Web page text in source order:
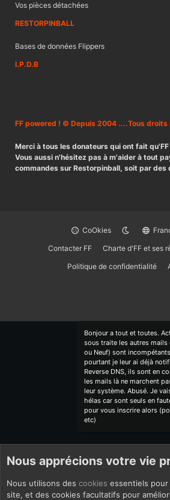
Vos pièces détachées
RESTORPINBALL
Bases de données Flippers
I.P.D.B
FF powered ! © Depuis 2004 ....Tous droits
Merci à tous les donateurs qui ont fait
Vous aussi n'hésitez pas à m'aider à tout
commandes sur Restorpinball, soit par des
CoOkies
Contacter FF
Charte d'FF et ses
Politique de confidentialité
Bonjour a tout et toutes.
sous traite les autres mails
ou Neuf) sont
pourtant je leur ai déjà
Reverse DNS, ils sont en
les mails là ne marchent
leur système. Abusé. Je
hélas car sont seuls en
pour vous inscrire alors
etc)
Nous apprécions votre vie
Nous utilisons des cookies essentiels
site, et des cookies facultatifs pour